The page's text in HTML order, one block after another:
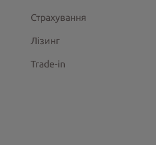
Страхування
Лізинг
Trade-in